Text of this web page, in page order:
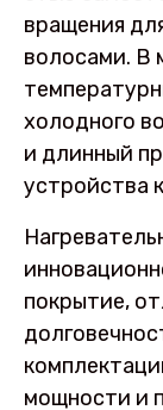
вращения
волосами. В
холодного
и длинный
устройства
покрытие,
мощности и